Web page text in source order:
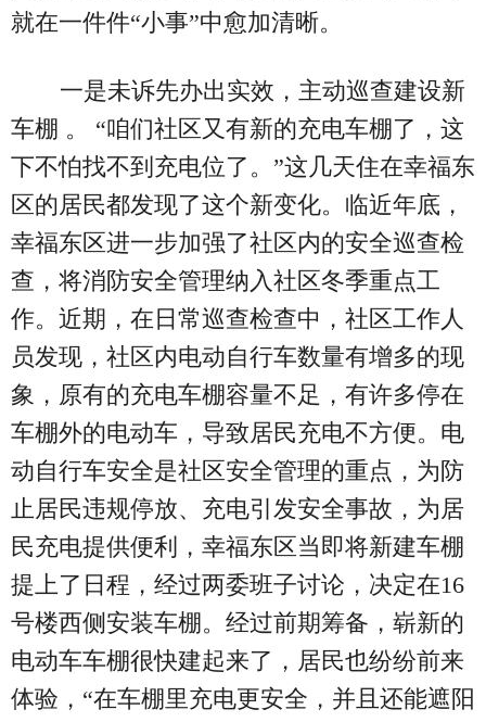
就在一件件“小事”中愈加清晰。
一是未诉先办出实效，主动巡查建设新
车棚 。 “咱们社区又有新的充电车棚了，这
下不怕找不到充电位了。”这几天住在幸福东
区的居民都发现了这个新变化。临近年底，
幸福东区进一步加强了社区内的安全巡查检
查，将消防安全管理纳入社区冬季重点工
作。近期，在日常巡查检查中，社区工作人
员发现，社区内电动自行车数量有增多的现
象，原有的充电车棚容量不足，有许多停在
车棚外的电动车，导致居民充电不方便。电
动自行车安全是社区安全管理的重点，为防
止居民违规停放、充电引发安全事故，为居
民充电提供便利，幸福东区当即将新建车棚
提上了日程，经过两委班子讨论，决定在16
号楼西侧安装车棚。经过前期筹备，崭新的
电动车车棚很快建起来了，居民也纷纷前来
体验，“在车棚里充电更安全，并且还能遮阳